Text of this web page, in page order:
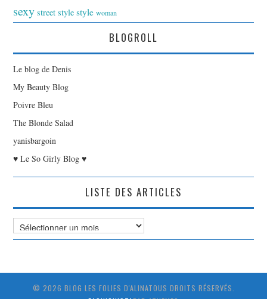
sexy street style style woman
BLOGROLL
Le blog de Denis
My Beauty Blog
Poivre Bleu
The Blonde Salad
yanisbargoin
♥ Le So Girly Blog ♥
LISTE DES ARTICLES
Liste
des
© 2026 BLOG LES FOLIES D'ALINATOUS DROITS RÉSERVÉS.